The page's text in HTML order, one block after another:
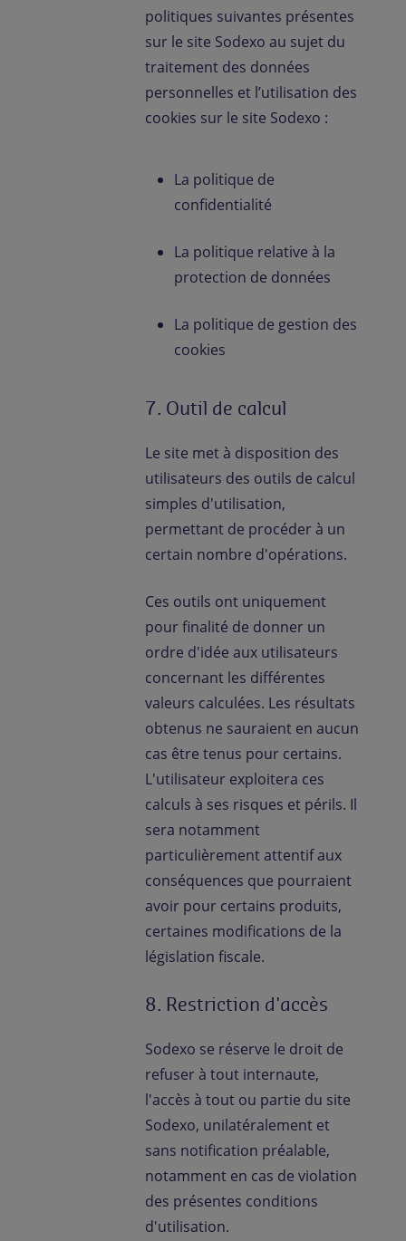
politiques suivantes présentes
sur le site Sodexo au sujet du
traitement des données
personnelles et l’utilisation des
cookies sur le site Sodexo :
La politique de
confidentialité
La politique relative à la
protection de données
La politique de gestion des
cookies
7. Outil de calcul
Le site met à disposition des
utilisateurs des outils de calcul
simples d'utilisation,
permettant de procéder à un
certain nombre d'opérations.
Ces outils ont uniquement
pour finalité de donner un
ordre d'idée aux utilisateurs
concernant les différentes
valeurs calculées. Les résultats
obtenus ne sauraient en aucun
cas être tenus pour certains.
L'utilisateur exploitera ces
calculs à ses risques et périls. Il
sera notamment
particulièrement attentif aux
conséquences que pourraient
avoir pour certains produits,
certaines modifications de la
législation fiscale.
8. Restriction d'accès
Sodexo se réserve le droit de
refuser à tout internaute,
l'accès à tout ou partie du site
Sodexo, unilatéralement et
sans notification préalable,
notamment en cas de violation
des présentes conditions
d'utilisation.